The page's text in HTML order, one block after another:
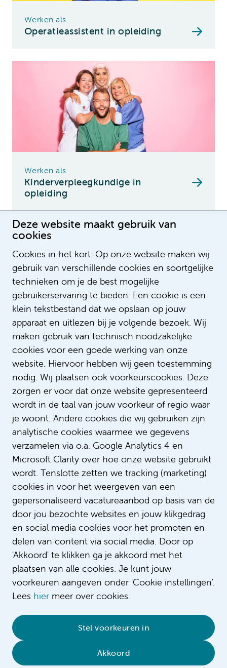
Deze website maakt gebruik van
cookies
Cookies in het kort. Op onze website maken wij
gebruik van verschillende cookies en soortgelijke
technieken om je de best mogelijke
gebruikerservaring te bieden. Een cookie is een
klein tekstbestand dat we opslaan op jouw
apparaat en uitlezen bij je volgende bezoek. Wij
maken gebruik van technisch noodzakelijke
cookies voor een goede werking van onze
website. Hiervoor hebben wij geen toestemming
nodig. Wij plaatsen ook voorkeurscookies. Deze
zorgen er voor dat onze website gepresenteerd
wordt in de taal van jouw voorkeur of regio waar
je woont. Andere cookies die wij gebruiken zijn
analytische cookies waarmee we gegevens
verzamelen via o.a. Google Analytics 4 en
Microsoft Clarity over hoe onze website gebruikt
wordt. Tenslotte zetten we tracking (marketing)
cookies in voor het weergeven van een
gepersonaliseerd vacatureaanbod op basis van de
door jou bezochte websites en jouw klikgedrag
en social media cookies voor het promoten en
delen van content via social media. Door op
'Akkoord' te klikken ga je akkoord met het
plaatsen van alle cookies. Je kunt jouw
voorkeuren aangeven onder 'Cookie instellingen'.
Lees hier meer over cookies.
Stel voorkeuren in
Akkoord
Zoekopdracht wijzigen
Werken als
Operatieassistent in opleiding
Werken als
Kinderverpleegkundige in
opleiding
Werken als
IC neonatologie verpleegkundige
in opleiding
Werken als
IC kinderverpleegkundige in
opleiding
© 2026 Amsterdam UMC • Privacybeleid